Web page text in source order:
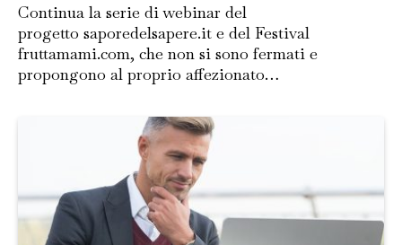
Continua la serie di webinar del
progetto saporedelsapere.it e del Festival
fruttamami.com, che non si sono fermati e
propongono al proprio affezionato…